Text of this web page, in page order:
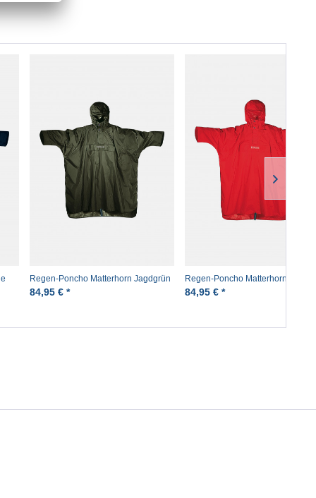
Regen-Poncho Matterhorn Jagdgrün
Rucksackponcho
84,95 € *
Regen-Poncho Matterhorn Rot
Rucksackponcho
84,95 € *